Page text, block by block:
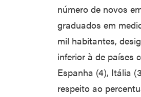
número de novos
graduados em
mil habitantes,
inferior à de países
Espanha (4), Itália
respeito ao